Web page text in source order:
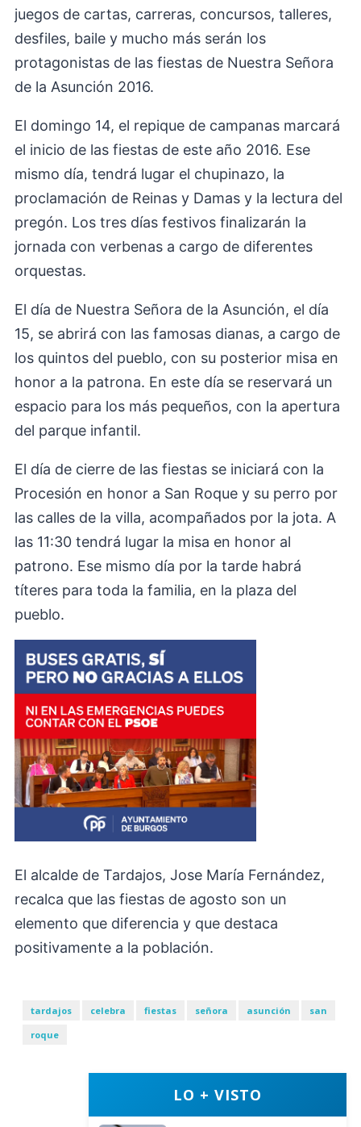
juegos de cartas, carreras, concursos, talleres,
desfiles, baile y mucho más serán los
protagonistas de las fiestas de Nuestra Señora
de la Asunción 2016.
El domingo 14, el repique de campanas marcará
el inicio de las fiestas de este año 2016. Ese
mismo día, tendrá lugar el chupinazo, la
proclamación de Reinas y Damas y la lectura del
pregón. Los tres días festivos finalizarán la
jornada con verbenas a cargo de diferentes
orquestas.
El día de Nuestra Señora de la Asunción, el día
15, se abrirá con las famosas dianas, a cargo de
los quintos del pueblo, con su posterior misa en
honor a la patrona. En este día se reservará un
espacio para los más pequeños, con la apertura
del parque infantil.
El día de cierre de las fiestas se iniciará con la
Procesión en honor a San Roque y su perro por
las calles de la villa, acompañados por la jota. A
las 11:30 tendrá lugar la misa en honor al
patrono. Ese mismo día por la tarde habrá
títeres para toda la familia, en la plaza del
pueblo.
El alcalde de Tardajos, Jose María Fernández,
recalca que las fiestas de agosto son un
elemento que diferencia y que destaca
positivamente a la población.
tardajos celebra fiestas señora asunción
san
roque
LO + VISTO